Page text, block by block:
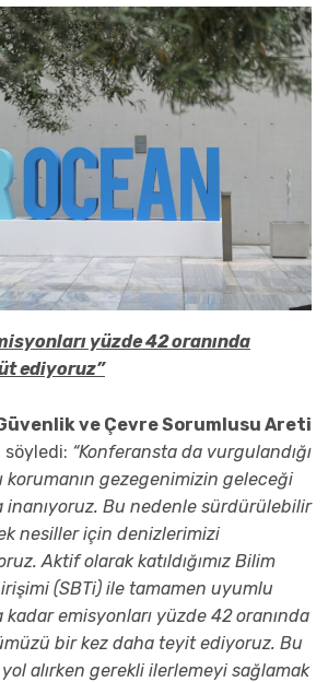
yüzde 42 oranında
ediyoruz”
ve Çevre Sorumlusu Areti
söyledi: “Konferansta da vurgulandığı
korumanın gezegenimizin geleceği
Bu nedenle sürdürülebilir
nesiller için denizlerimizi
Aktif olarak katıldığımız Bilim
(SBTi) ile tamamen uyumlu
kadar emisyonları yüzde 42 oranında
bir kez daha teyit ediyoruz. Bu
alırken gerekli ilerlemeyi sağlamak